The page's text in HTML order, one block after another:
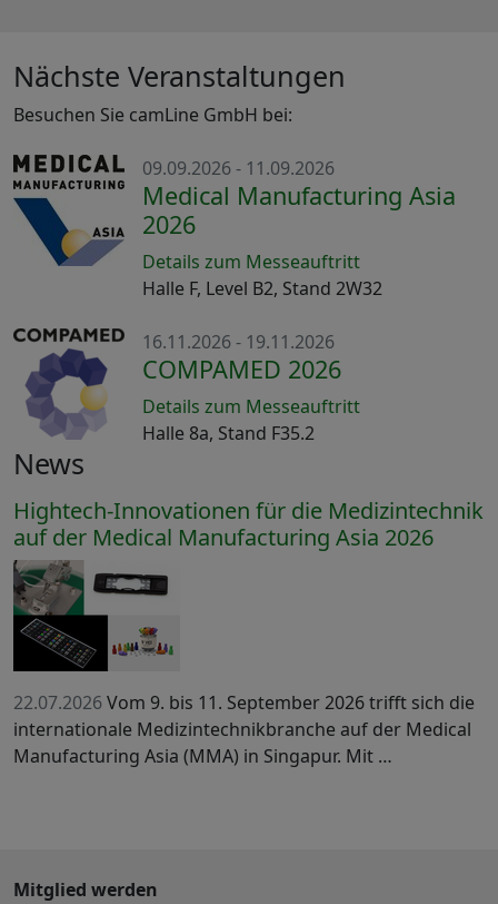
Nächste Veranstaltungen
Besuchen Sie camLine GmbH bei:
09.09.2026 - 11.09.2026
Medical Manufacturing Asia
2026
Details zum Messeauftritt
Halle F, Level B2, Stand 2W32
16.11.2026 - 19.11.2026
COMPAMED 2026
Details zum Messeauftritt
Halle 8a, Stand F35.2
News
Hightech-Innovationen für die Medizintechnik
auf der Medical Manufacturing Asia 2026
22.07.2026Vom 9. bis 11. September 2026 trifft sich die
internationale Medizintechnikbranche auf der Medical
Manufacturing Asia (MMA) in Singapur. Mit …
Mitglied werden